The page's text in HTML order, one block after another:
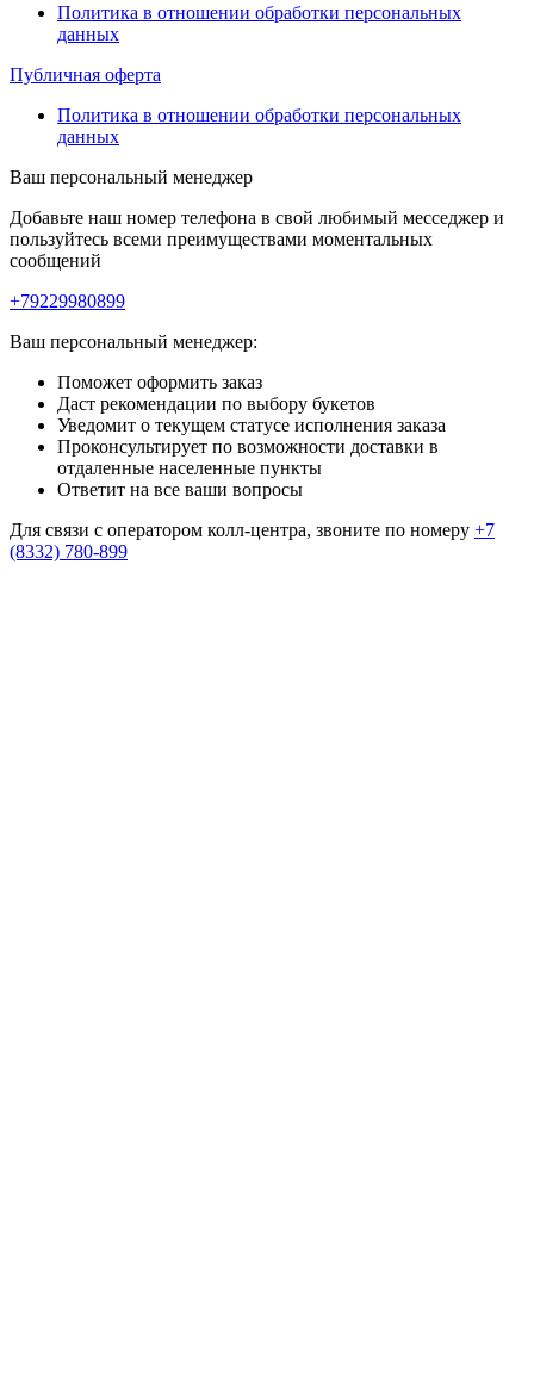
Политика в отношении обработки персональных
данных
Публичная оферта
Политика в отношении обработки персональных
данных
Ваш персональный менеджер
Добавьте наш номер телефона в свой любимый месседжер и
пользуйтесь всеми преимуществами моментальных
сообщений
+79229980899
Ваш персональный менеджер:
Поможет оформить заказ
Даст рекомендации по выбору букетов
Уведомит о текущем статусе исполнения заказа
Проконсультирует по возможности доставки в
отдаленные населенные пункты
Ответит на все ваши вопросы
Для связи с оператором колл-центра, звоните по номеру +7
(8332) 780-899